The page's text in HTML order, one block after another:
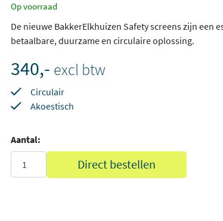
Op voorraad
De nieuwe BakkerElkhuizen Safety screens zijn een
betaalbare, duurzame en circulaire oplossing.
340,- excl btw
Circulair
Akoestisch
Aantal:
Direct bestellen